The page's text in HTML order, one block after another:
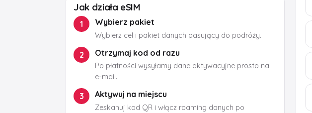
Jak działa eSIM
1 Wybierz pakiet
Wybierz cel i pakiet danych pasujący do podróży.
2 Otrzymaj kod od razu
Po płatności wysyłamy dane aktywacyjne prosto na
e-mail.
3 Aktywuj na miejscu
Zeskanuj kod QR i włącz roaming danych po